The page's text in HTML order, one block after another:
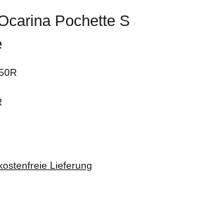
Pochette S
Lieferung